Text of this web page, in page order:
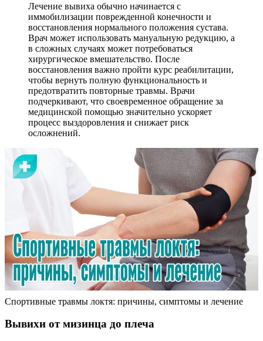
Лечение вывиха обычно начинается с
иммобилизации поврежденной конечности и
восстановления нормального положения сустава.
Врач может использовать мануальную редукцию, а
в сложных случаях может потребоваться
хирургическое вмешательство. После
восстановления важно пройти курс реабилитации,
чтобы вернуть полную функциональность и
предотвратить повторные травмы. Врачи
подчеркивают, что своевременное обращение за
медицинской помощью значительно ускоряет
процесс выздоровления и снижает риск
осложнений.
Спортивные травмы локтя: причины, симптомы и лечение
Вывихи от мизинца до плеча